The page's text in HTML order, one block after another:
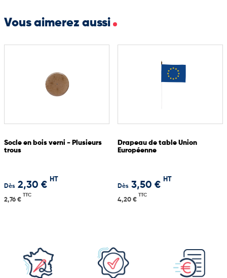
souhaitant exposer le drapeau d’Oman de manière élégante et
Vous aimerez aussi
Socle en bois verni - Plusieurs
trous
Dès 2,30 €
HT
2,76 €
TTC
Drapeau de table Union
Européenne
Dès 3,50 €
HT
4,20 €
TTC